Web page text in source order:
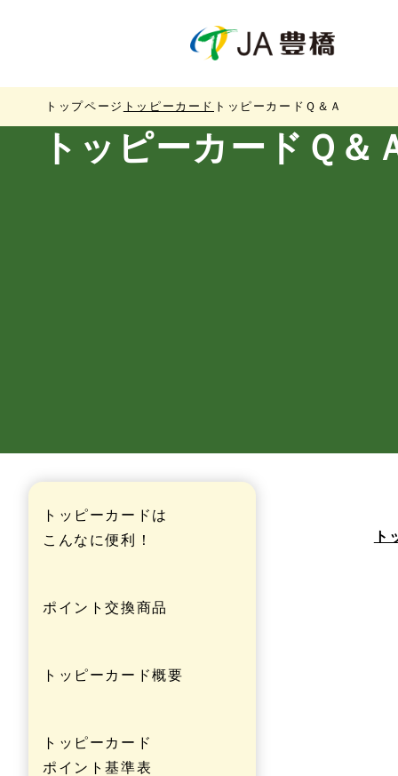
トップページ トッピーカード トッピーカードＱ＆Ａ
トッピーカード Ｑ＆
トッピーカードは
こんなに便利！
ポイント交換商品
トッピーカード概要
トッピーカード
ポイント基準表